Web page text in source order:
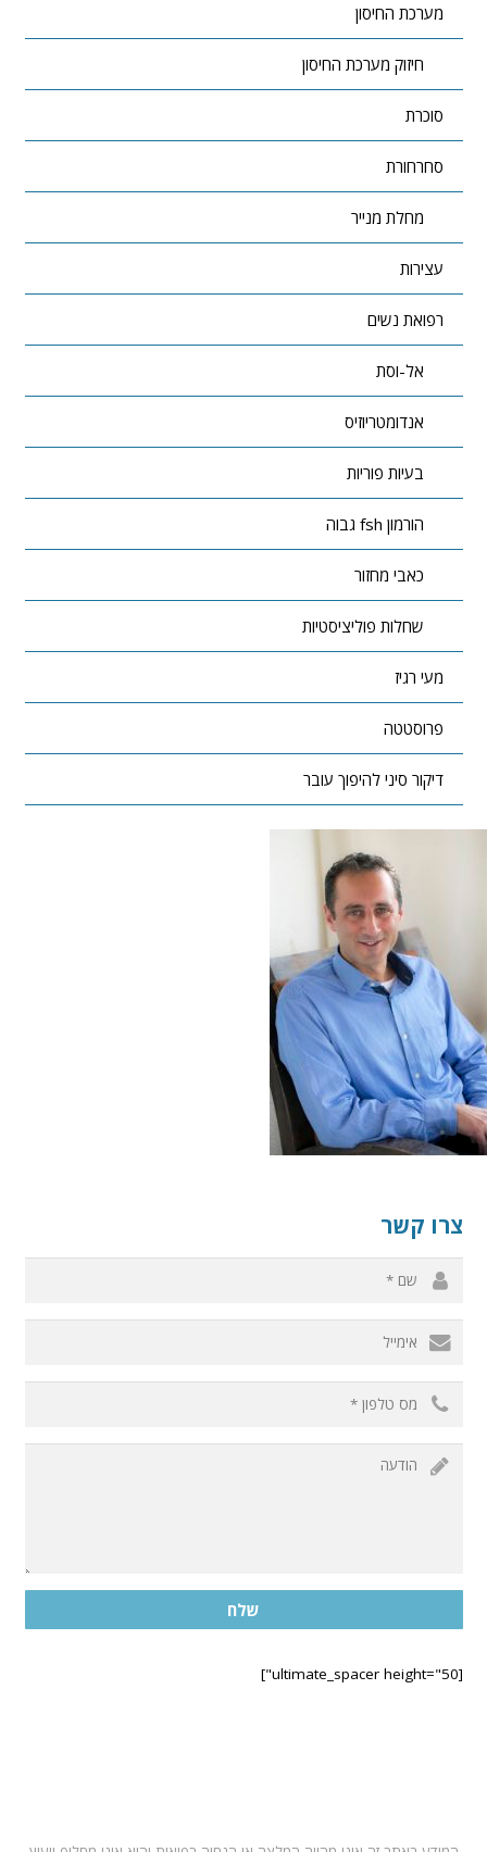
מערכת החיסון
חיזוק מערכת החיסון
סוכרת
סחרחורת
מחלת מנייר
עצירות
רפואת נשים
אל-וסת
אנדומטריוזיס
בעיות פוריות
הורמון fsh גבוה
כאבי מחזור
שחלות פוליציסטיות
מעי רגיז
פרוסטטה
דיקור סיני להיפוך עובר
צרו קשר
שלח
[ultimate_spacer height="50"]